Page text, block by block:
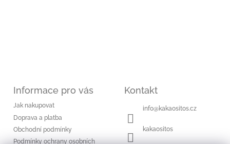
Informace pro vás
Jak nakupovat
Doprava a platba
Obchodní podmínky
Podmínky ochrany osobních
Kontakt
info@kakaositos.cz
kakaositos